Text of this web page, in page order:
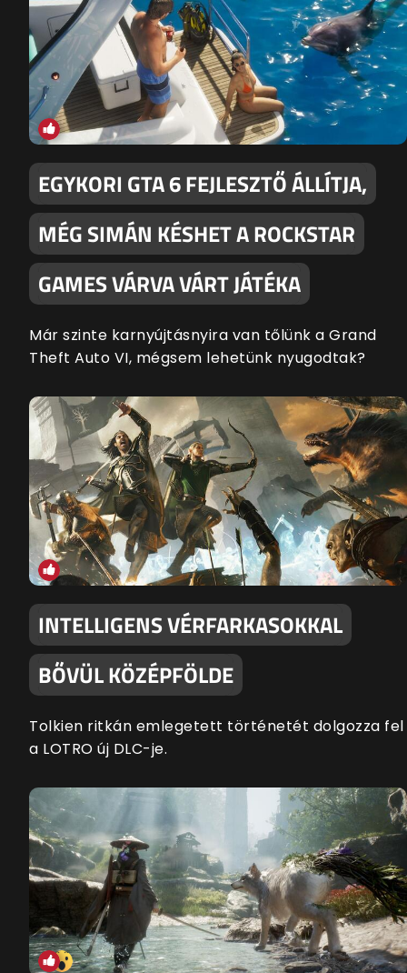
EGYKORI GTA 6 FEJLESZTŐ ÁLLÍTJA,
MÉG SIMÁN KÉSHET A ROCKSTAR
GAMES VÁRVA VÁRT JÁTÉKA
Már szinte karnyújtásnyira van tőlünk a Grand
Theft Auto VI, mégsem lehetünk nyugodtak?
INTELLIGENS VÉRFARKASOKKAL
BŐVÜL KÖZÉPFÖLDE
Tolkien ritkán emlegetett történetét dolgozza fel
a LOTRO új DLC-je.